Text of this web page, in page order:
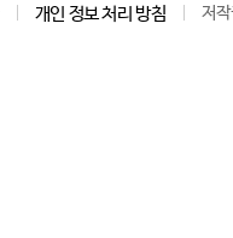
개인 정보 처리 방침 저